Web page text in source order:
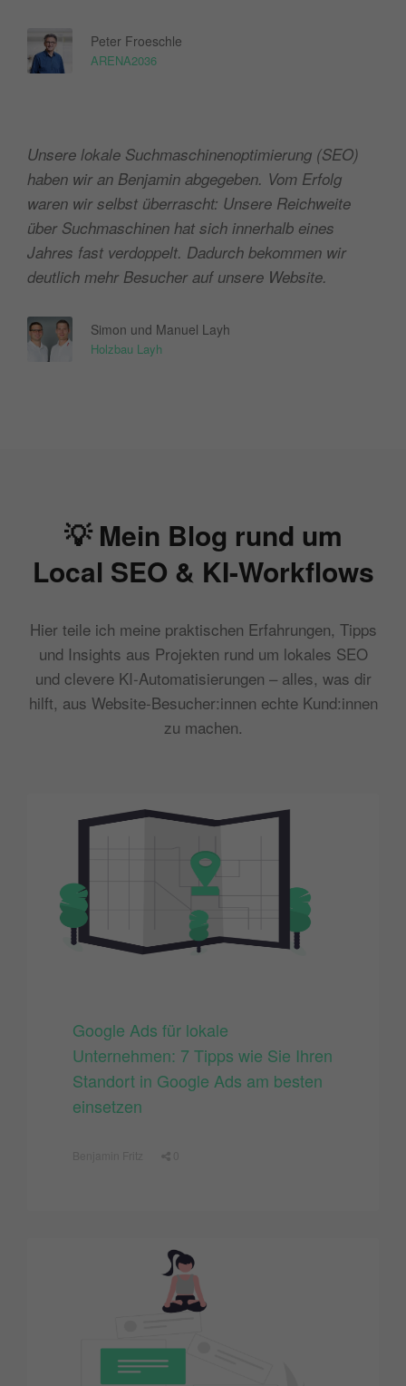
Peter Froeschle
ARENA2036
Unsere lokale Suchmaschinenoptimierung (SEO)
haben wir an Benjamin abgegeben. Vom Erfolg
waren wir selbst überrascht: Unsere Reichweite
über Suchmaschinen hat sich innerhalb eines
Jahres fast verdoppelt. Dadurch bekommen wir
deutlich mehr Besucher auf unsere Website.
Simon und Manuel Layh
Holzbau Layh
💡 Mein Blog rund um
Local SEO & KI-Workflows
Hier teile ich meine praktischen Erfahrungen, Tipps
und Insights aus Projekten rund um lokales SEO
und clevere KI-Automatisierungen – alles, was dir
hilft, aus Website-Besucher:innen echte Kund:innen
zu machen.
Google Ads für lokale
Unternehmen: 7 Tipps wie Sie Ihren
Standort in Google Ads am besten
einsetzen